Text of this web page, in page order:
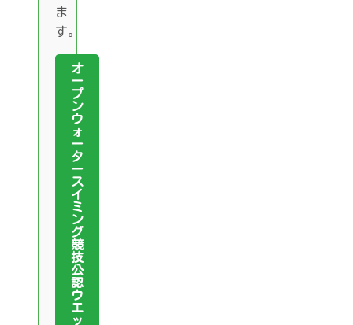
ま
す。
オ
ー
プ
ン
ウ
ォ
ー
タ
ー
ス
イ
ミ
ン
グ
競
技
公
認
ウ
エ
ッ